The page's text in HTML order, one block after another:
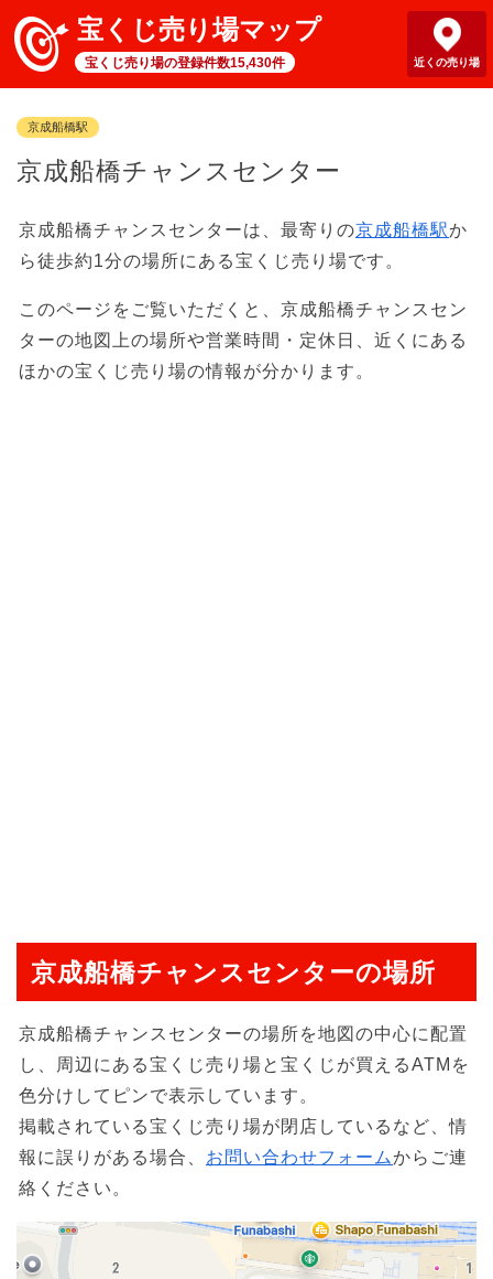
宝くじ売り場マップ
宝くじ売り場の登録件数15,430件 近くの売り場
京成船橋駅
京成船橋チャンスセンター
京成船橋チャンスセンターは、最寄りの京成船橋駅か
ら徒歩約1分の場所にある宝くじ売り場です。
このページをご覧いただくと、京成船橋チャンスセン
ターの地図上の場所や営業時間・定休日、近くにある
ほかの宝くじ売り場の情報が分かります。
京成船橋チャンスセンターの場所
京成船橋チャンスセンターの場所を地図の中心に配置
し、周辺にある宝くじ売り場と宝くじが買えるATMを
色分けしてピンで表示しています。
掲載されている宝くじ売り場が閉店しているなど、情
報に誤りがある場合、 お問い合わせフォームからご連
絡ください。